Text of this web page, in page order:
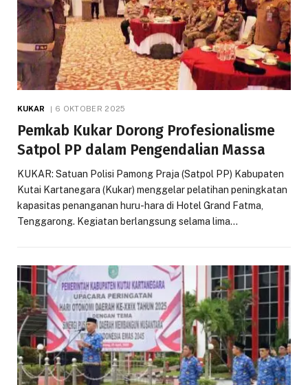
KUKAR 6 OKTOBER 2025
Pemkab Kukar Dorong Profesionalisme
Satpol PP dalam Pengendalian Massa
KUKAR: Satuan Polisi Pamong Praja (Satpol PP) Kabupaten
Kutai Kartanegara (Kukar) menggelar pelatihan peningkatan
kapasitas penanganan huru-hara di Hotel Grand Fatma,
Tenggarong. Kegiatan berlangsung selama lima…